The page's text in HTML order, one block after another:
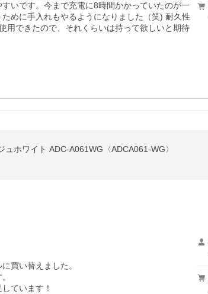
いです。今まで充電に8時間かかっていたのが一
めに手入れもやるようになりました（笑) 耐久性
用できたので、それくらいは持って欲しいと期待
ホワイト ADC-A061WG〈ADCA061-WG〉
買い替えました。
。
ています！